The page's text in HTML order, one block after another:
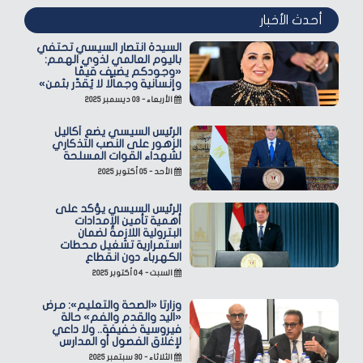
أحدث الأخبار
السيدة انتصار السيسي تحتفي
باليوم العالمي لذوي الهمم:
«وجودكم يضيف قيمًا
وإنسانية وجمالًا لا يُقدّر بثمن»
الأربعاء - ٠٣ ديسمبر ٢٠٢٥
الرئيس السيسي يضع أكاليل
الزهور على النصب التذكاري
لشهداء القوات المسلحة
الأحد - ٠٥ أكتوبر ٢٠٢٥
الرئيس السيسي يؤكد على
أهمية تأمين الإمدادات
البترولية اللازمة لضمان
استمرارية تشغيل محطات
الكهرباء دون انقطاع
السبت - ٠٤ أكتوبر ٢٠٢٥
وزارتا «الصحة والتعليم»: مرض
«اليد والقدم والفم» حالة
فيروسية خفيفة.. ولا داعي
لإغلاق الفصول أو المدارس
الثلاثاء - ٣٠ سبتمبر ٢٠٢٥